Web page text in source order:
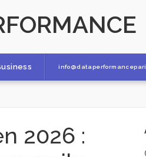
2026 :